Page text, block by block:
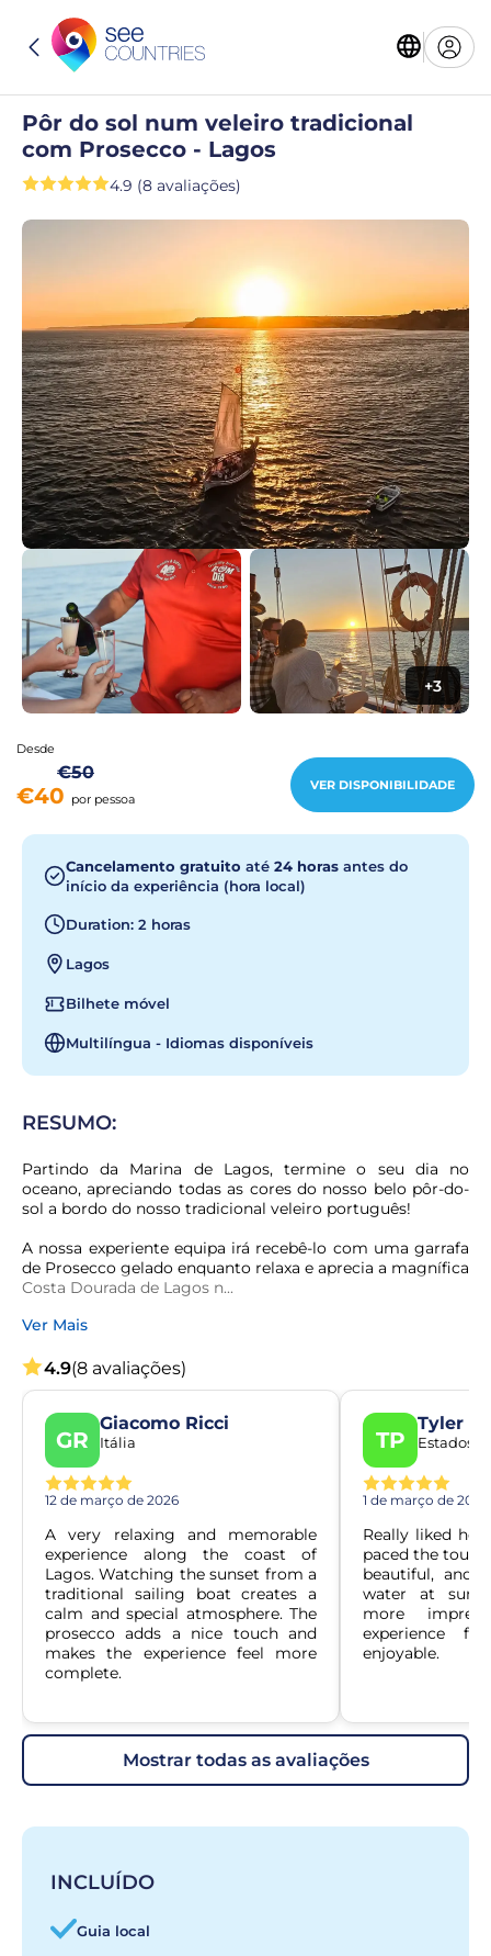
Pôr do sol num veleiro tradicional
com Prosecco - Lagos
4.9 (8 avaliações)
+3
Desde
€50
€40 por pessoa
VER DISPONIBILIDADE
Cancelamento gratuito até 24 horas antes do
início da experiência (hora local)
Duration: 2 horas
Lagos
Bilhete móvel
Multilíngua - Idiomas disponíveis
RESUMO:
Partindo da Marina de Lagos, termine o seu dia no
oceano, apreciando todas as cores do nosso belo pôr-do-
sol a bordo do nosso tradicional veleiro português!
A nossa experiente equipa irá recebê-lo com uma garrafa
de Prosecco gelado enquanto relaxa e aprecia a magnífica
Costa Dourada de Lagos n...
Ver Mais
4.9(8 avaliações)
GR
Giacomo Ricci
Itália
12 de março de 2026
A very relaxing and memorable
experience along the coast of
Lagos. Watching the sunset from a
traditional sailing boat creates a
calm and special atmosphere. The
prosecco adds a nice touch and
makes the experience feel more
complete.
TP
Tyler
Estados
1 de março de 2026
Really liked
paced the tour
beautiful, and
water at
more
experience
enjoyable.
mostrar todas as avaliações
INCLUÍDO
Guia local